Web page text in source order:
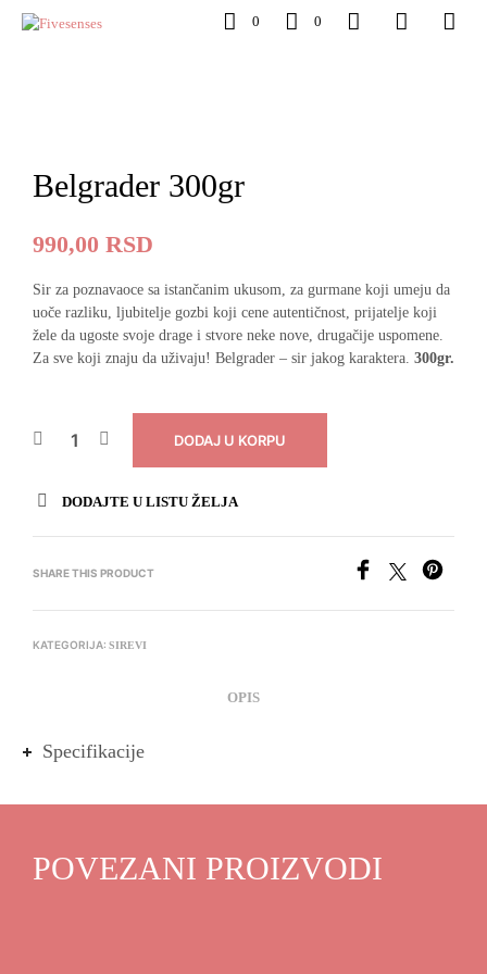
0 0
Belgrader 300gr
990,00 RSD
Sir za poznavaoce sa istančanim ukusom, za gurmane koji umeju da
uoče razliku, ljubitelje gozbi koji cene autentičnost, prijatelje koji
žele da ugoste svoje drage i stvore neke nove, drugačije uspomene.
Za sve koji znaju da uživaju! Belgrader – sir jakog karaktera. 300gr.
DODAJ U KORPU
DODAJTE U LISTU ŽELJA
SHARE THIS PRODUCT
KATEGORIJA: SIREVI
OPIS
Specifikacije
POVEZANI PROIZVODI